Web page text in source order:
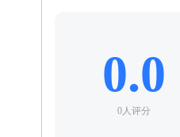
0.0
0人评分